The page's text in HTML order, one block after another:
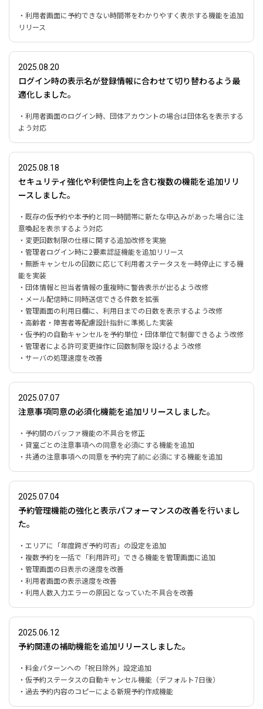
・利用者画面に予約できない時間帯をわかりやすく表示する機能を追加
リリース
2025.08.20
ログイン時の表示名が登録情報に合わせて切り替わるよう最
適化しました。
・利用者画面のログイン時、団体アカウントの場合は団体名を表示する
よう対応
2025.08.18
セキュリティ強化や利便性向上を含む複数の機能を追加リリ
ースしました。
・既存の仮予約や本予約と同一時間帯に新たな申込みがあった場合に注
意喚起を表示するよう対応
・変更回数制限の仕様に関する追加改修を実施
・管理者ログイン時に2要素認証機能を追加リリース
・無断キャンセルの回数に応じて利用者ステータスを一時停止にする機
能を実装
・団体情報と担当者情報の重複時に警告表示が出るよう改修
・メール配信時に同時送信できる件数を拡張
・管理画面の利用日欄に、利用日までの日数を表示するよう改修
・高齢者・障害者等配慮設計指針に準拠した実装
・仮予約の自動キャンセルを予約単位・団体単位で制御できるよう改修
・管理者による許可変更操作に回数制限を設けるよう改修
・サーバの処理速度を改善
2025.07.07
注意事項同意の必須化機能を追加リリースしました。
・予約間のバッファ機能の不具合を修正
・貸室ごとの注意事項への同意を必須にする機能を追加
・共通の注意事項への同意を予約完了前に必須にする機能を追加
2025.07.04
予約管理機能の強化と表示パフォーマンスの改善を行いまし
た。
・エリアに「年度跨ぎ予約可否」の設定を追加
・複数予約を一括で「利用許可」できる機能を管理画面に追加
・管理画面の日表示の速度を改善
・利用者画面の表示速度を改善
・利用人数入力エラーの原因となっていた不具合を改善
2025.06.12
予約関連の補助機能を追加リリースしました。
・料金パターンへの「祝日除外」設定追加
・仮予約ステータスの自動キャンセル機能（デフォルト7日後）
・過去予約内容のコピーによる新規予約作成機能